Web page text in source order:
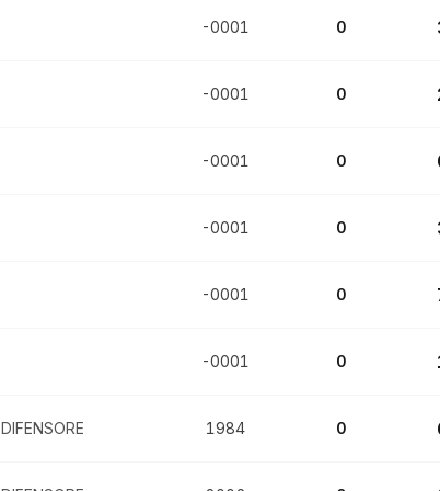
-0001 0
-0001 0
-0001 0
-0001 0
-0001 0
-0001 0
DIFENSORE 1984 0